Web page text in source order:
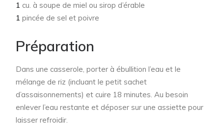
1 cu. à soupe de miel ou sirop d’érable
1 pincée de sel et poivre
Préparation
Dans une casserole, porter à ébullition l’eau et le
mélange de riz (incluant le petit sachet
d’assaisonnements) et cuire 18 minutes. Au besoin
enlever l’eau restante et déposer sur une assiette pour
laisser refroidir.